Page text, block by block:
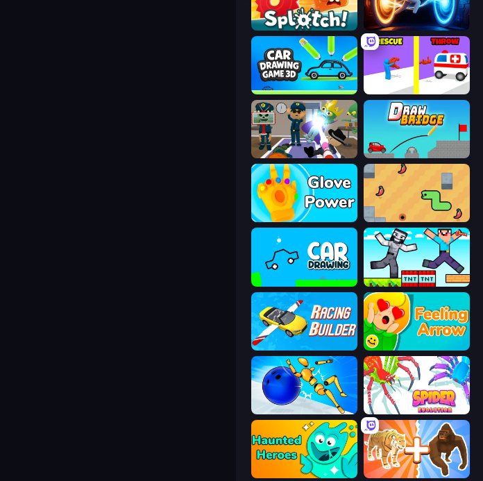
Splotch! Portal Escape
Car Drawing Game 3D Rescue Throw
Find The Alien Draw Bridge
Glove Power SSSPICY!
Car Drawing Game Noob Gigachad: Parkour Tricks Challenge
Racing Builder Feeling Arrow
Playground Man! Ragdoll Show! Spider Evolution: Runner Game
Haunted Heroes Animal DNA Run